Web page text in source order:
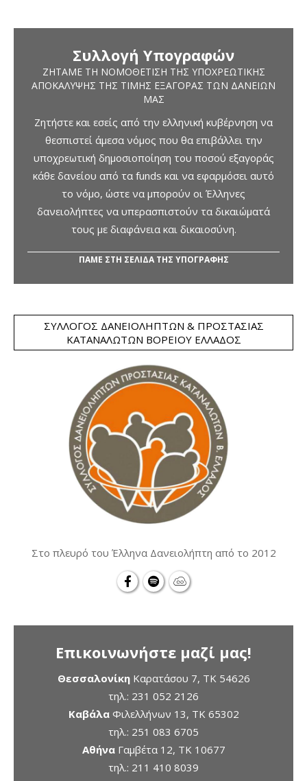
Συλλογή Υπογραφών
ΖΗΤΆΜΕ ΤΗ ΝΟΜΟΘΈΤΙΣΗ ΤΗΣ ΥΠΟΧΡΕΩΤΙΚΉΣ
ΑΠΟΚΆΛΥΨΗΣ ΤΗΣ ΤΙΜΉΣ ΕΞΑΓΟΡΆΣ ΤΩΝ ΔΑΝΕΊΩΝ
ΜΑΣ
Ζητήστε και εσείς από την ελληνική κυβέρνηση να
θεσπιστεί άμεσα νόμος που θα επιβάλλει την
υποχρεωτική δημοσιοποίηση του ποσού εξαγοράς
κάθε δανείου από τα funds και να εφαρμόσει αυτό
το νόμο, ώστε να μπορούν οι Έλληνες
δανειολήπτες να υπερασπιστούν τα δικαιώματά
τους με διαφάνεια και δικαιοσύνη.
ΠΑΜΕ ΣΤΗ ΣΕΛΙΔΑ ΤΗΣ ΥΠΟΓΡΑΦΗΣ
ΣΎΛΛΟΓΟΣ ΔΑΝΕΙΟΛΗΠΤΏΝ & ΠΡΟΣΤΑΣΊΑΣ
ΚΑΤΑΝΑΛΩΤΏΝ ΒΟΡΕΊΟΥ ΕΛΛΆΔΟΣ
Στο πλευρό του Έλληνα Δανειολήπτη από το 2012
Επικοινωνήστε μαζί μας!
ΘεσσαλονίκηΚαρατάσου 7, TK 54626
τηλ.: 231 052 2126
ΚαβάλαΦιλελλήνων 13, ΤΚ 65302
τηλ.: 251 083 6705
ΑθήναΓαμβέτα 12, ΤΚ 10677
τηλ.: 211 410 8039